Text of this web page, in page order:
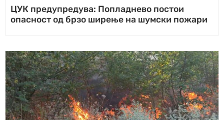
ЦУК предупредува: Попладнево постои
опасност од брзо ширење на шумски пожари